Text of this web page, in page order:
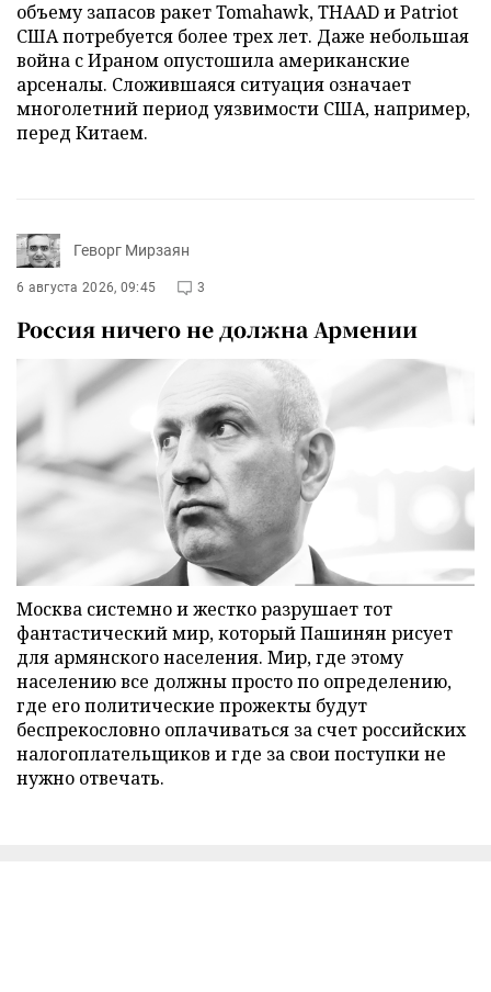
объему запасов ракет Tomahawk, THAAD и Patriot
США потребуется более трех лет. Даже небольшая
война с Ираном опустошила американские
арсеналы. Сложившаяся ситуация означает
многолетний период уязвимости США, например,
перед Китаем.
Геворг Мирзаян
6 августа 2026, 09:45 3
Россия ничего не должна Армении
Москва системно и жестко разрушает тот
фантастический мир, который Пашинян рисует
для армянского населения. Мир, где этому
населению все должны просто по определению,
где его политические прожекты будут
беспрекословно оплачиваться за счет российских
налогоплательщиков и где за свои поступки не
нужно отвечать.